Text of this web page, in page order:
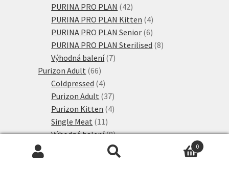
produktů
PURINA PRO PLAN 4242
produktů
PURINA PRO PLAN Kitten 44
produkty
PURINA PRO PLAN Senior 66
produktů
PURINA PRO PLAN Sterilised 88
Výhodná balení 77
Purizon Adult 6666
produktů
Coldpressed 44
produkty
Purizon Adult 3737
produktů
Purizon Kitten 44
Single Meat 11 11
produktů
Výhodné balení 88
produktů
Rosie's Farm
produktů
0